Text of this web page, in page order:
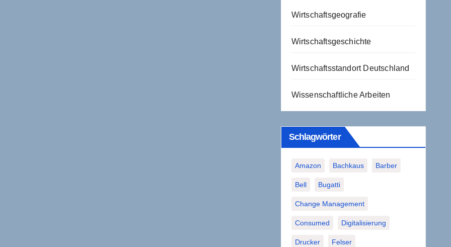
Wirtschaftsgeografie
Wirtschaftsgeschichte
Wirtschaftsstandort Deutschland
Wissenschaftliche Arbeiten
Schlagwörter
Amazon Bachkaus Barber
Bell Bugatti
Change Management
Consumed Digitalisierung
Drucker Felser